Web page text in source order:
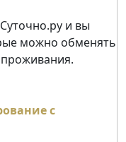
и вы
можно обменять
проживания.